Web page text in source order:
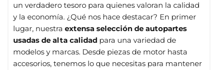
un verdadero tesoro para quienes valoran la calidad
y la economía. ¿Qué nos hace destacar? En primer
lugar, nuestra extensa selección de autopartes
usadas de alta calidad para una variedad de
modelos y marcas. Desde piezas de motor hasta
accesorios, tenemos lo que necesitas para mantener